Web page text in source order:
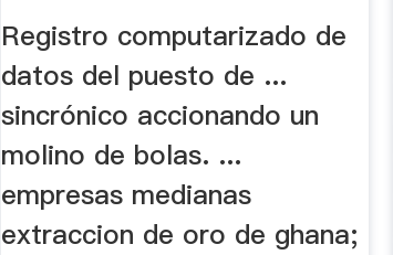
Registro computarizado de
datos del puesto de ...
sincrónico accionando un
molino de bolas. ...
empresas medianas
extraccion de oro de ghana;